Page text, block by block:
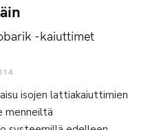
-kaiuttimet
isojen lattiakaiuttimien
menneiltä